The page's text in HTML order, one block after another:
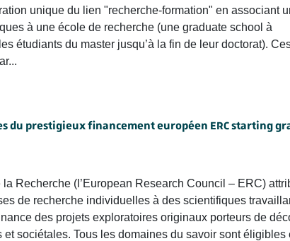
unique du lien "recherche-formation" en associant
à une école de recherche (une graduate school à
étudiants du master jusqu’à la fin de leur doctorat).
du prestigieux financement européen ERC starting
Recherche (l’European Research Council – ERC)
de recherche individuelles à des scientifiques
des projets exploratoires originaux porteurs de
sociétales. Tous les domaines du savoir sont éligibles